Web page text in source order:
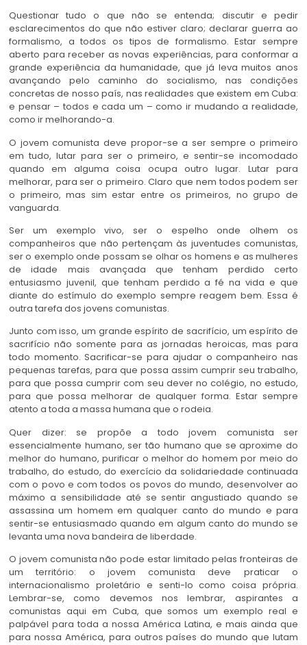
Questionar tudo o que não se entenda; discutir e pedir
esclarecimentos do que não estiver claro; declarar guerra ao
formalismo, a todos os tipos de formalismo. Estar sempre
aberto para receber as novas experiências, para conformar a
grande experiência da humanidade, que já leva muitos anos
avançando pelo caminho do socialismo, nas condições
concretas de nosso país, nas realidades que existem em Cuba:
e pensar – todos e cada um – como ir mudando a realidade,
como ir melhorando-a.
O jovem comunista deve propor-se a ser sempre o primeiro
em tudo, lutar para ser o primeiro, e sentir-se incomodado
quando em alguma coisa ocupa outro lugar. Lutar para
melhorar, para ser o primeiro. Claro que nem todos podem ser
o primeiro, mas sim estar entre os primeiros, no grupo de
vanguarda.
Ser um exemplo vivo, ser o espelho onde olhem os
companheiros que não pertençam às juventudes comunistas,
ser o exemplo onde possam se olhar os homens e as mulheres
de idade mais avançada que tenham perdido certo
entusiasmo juvenil, que tenham perdido a fé na vida e que
diante do estímulo do exemplo sempre reagem bem. Essa é
outra tarefa dos jovens comunistas.
Junto com isso, um grande espírito de sacrifício, um espírito de
sacrifício não somente para as jornadas heroicas, mas para
todo momento. Sacrificar-se para ajudar o companheiro nas
pequenas tarefas, para que possa assim cumprir seu trabalho,
para que possa cumprir com seu dever no colégio, no estudo,
para que possa melhorar de qualquer forma. Estar sempre
atento a toda a massa humana que o rodeia.
Quer dizer: se propõe a todo jovem comunista ser
essencialmente humano, ser tão humano que se aproxime do
melhor do humano, purificar o melhor do homem por meio do
trabalho, do estudo, do exercício da solidariedade continuada
com o povo e com todos os povos do mundo, desenvolver ao
máximo a sensibilidade até se sentir angustiado quando se
assassina um homem em qualquer canto do mundo e para
sentir-se entusiasmado quando em algum canto do mundo se
levanta uma nova bandeira de liberdade.
O jovem comunista não pode estar limitado pelas fronteiras de
um território: o jovem comunista deve praticar o
internacionalismo proletário e senti-lo como coisa própria.
Lembrar-se, como devemos nos lembrar, aspirantes a
comunistas aqui em Cuba, que somos um exemplo real e
palpável para toda a nossa América Latina, e mais ainda que
para nossa América, para outros países do mundo que lutam